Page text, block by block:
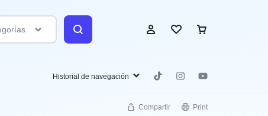
Historial de navegación
Compartir Print